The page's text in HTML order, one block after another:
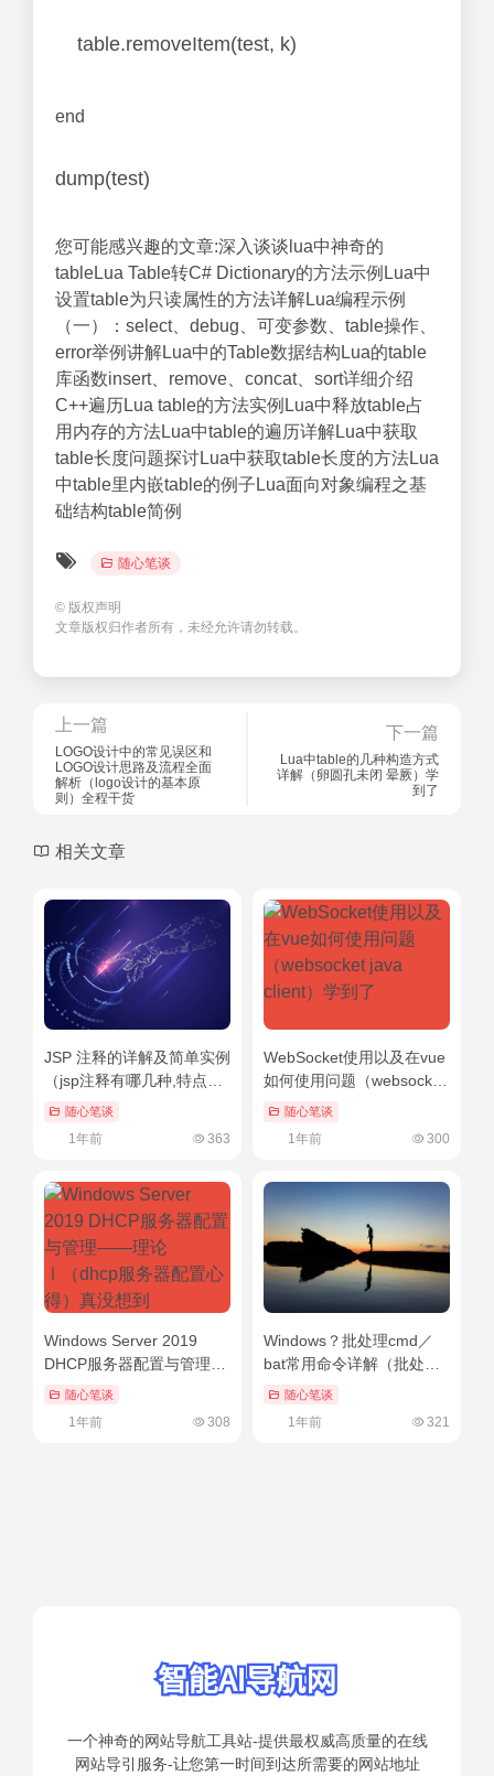
table.removeItem(test, k)
end
dump(test)
您可能感兴趣的文章:深入谈谈lua中神奇的
tableLua Table转C# Dictionary的方法示例Lua中
设置table为只读属性的方法详解Lua编程示例
（一）：select、debug、可变参数、table操作、
error举例讲解Lua中的Table数据结构Lua的table
库函数insert、remove、concat、sort详细介绍
C++遍历Lua table的方法实例Lua中释放table占
用内存的方法Lua中table的遍历详解Lua中获取
table长度问题探讨Lua中获取table长度的方法Lua
中table里内嵌table的例子Lua面向对象编程之基
础结构table简例
随心笔谈
© 版权声明
文章版权归作者所有，未经允许请勿转载。
上一篇
LOGO设计中的常见误区和
LOGO设计思路及流程全面
解析（logo设计的基本原
则）全程干货
下一篇
Lua中table的几种构造方式
详解（卵圆孔未闭 晕厥）学
到了
相关文章
JSP 注释的详解及简单实例
（jsp注释有哪几种,特点是
什么）太疯狂了
随心笔谈
1年前 363
WebSocket使用以及在vue
如何使用问题（websocket
java client）学到了
随心笔谈
1年前 300
Windows Server 2019
DHCP服务器配置与管理
——理论 Ⅰ（dhcp服务器
随心笔谈
1年前 308
Windows？批处理cmd／
bat常用命令详解（批处理
常用命令总结）万万没想到
随心笔谈
1年前 321
一个神奇的网站导航工具站-提供最权威高质量的在线
网站导引服务-让您第一时间到达所需要的网站地址